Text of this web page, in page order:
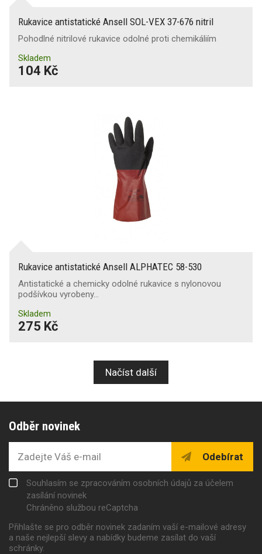
Rukavice antistatické Ansell SOL-VEX 37-676 nitril
Pohodlné nitrilové rukavice odolné proti chemikáliím
Skladem
104 Kč
Rukavice antistatické Ansell ALPHATEC 58-530
Antistatické a chemicky odolné rukavice s nylonovou
podšívkou vyrobeny…
Skladem
275 Kč
Načíst další
Odběr novinek
Odebírat
Souhlasím se zpracováním osobních údajů za účelem
zasílání novinek
Chráněno službou reCaptcha
Přihlašte se pro odběr novinek zadaním vaší e-mailové adresy
a naše nejlepší slevy a nabídky budeme zasílat do vaší
schránky.